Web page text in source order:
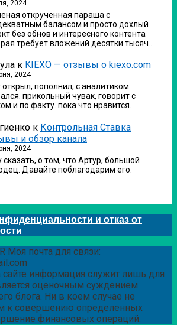
2024
открученная параша с
балансом и просто дохлый
без обнов и интересного контента
требует вложений десятки тысяч…
к KIEXO — отзывы о kiexo.com
2024
открыл, пополнил, с аналитиком
прикольный чувак, говорит с
и по факту. пока что нравится.
к Контрольная Ставка
и обзор канала
2024
сказать, о том, что Артур, большой
Давайте поблагодарим его.
и отказ от
Моя почта для связи:
сайте информация служит лишь для
оценочным суждением
блога. Ни в коем случае не
к совершению определенных
финансовых операций.